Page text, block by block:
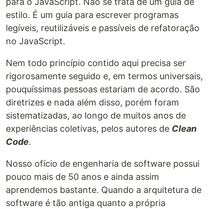
Not every principle herein has to be strictly
followed, and even fewer will be universally agreed
upon. These are guidelines and nothing more, but
they are ones codified over many years of
Code.
Our craft of software engineering is just a bit over
50 years old, and we are still learning a lot. When
software architecture is as old as architecture
itself, maybe then we will have harder rules to
follow. For now, let these guidelines serve as a
touchstone by which to assess the quality of the
estilo. É um guia para escrever programas
legíveis, reutilizáveis e passíveis de refatoração
no JavaScript.
Nem todo princípio contido aqui precisa ser
rigorosamente seguido e, em termos universais,
pouquíssimas pessoas estariam de acordo. São
diretrizes e nada além disso, porém foram
sistematizadas, ao longo de muitos anos de
experiências coletivas, pelos autores de Clean
Code.
Nosso ofício de engenharia de software possui
pouco mais de 50 anos e ainda assim
aprendemos bastante. Quando a arquitetura de
software é tão antiga quanto a própria